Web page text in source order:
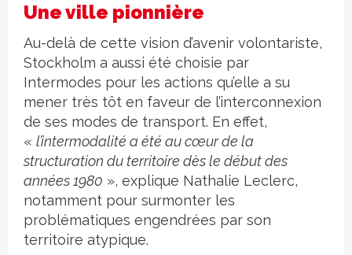
Une ville pionnière
Au-delà de cette vision d’avenir volontariste,
Stockholm a aussi été choisie par
Intermodes pour les actions qu’elle a su
mener très tôt en faveur de l’interconnexion
de ses modes de transport. En effet,
« l’intermodalité a été au cœur de la
structuration du territoire dès le début des
années 1980 », explique Nathalie Leclerc,
notamment pour surmonter les
problématiques engendrées par son
territoire atypique.